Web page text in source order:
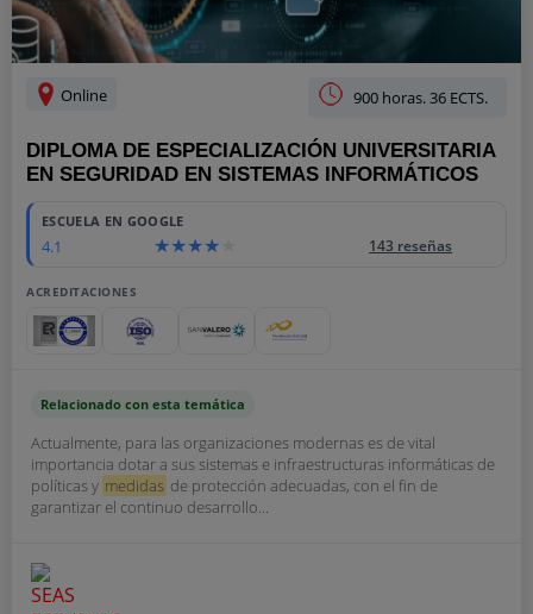
Online 900 horas. 36 ECTS.
DIPLOMA DE ESPECIALIZACIÓN UNIVERSITARIA
EN SEGURIDAD EN SISTEMAS INFORMÁTICOS
ESCUELA EN GOOGLE
4.1 143 reseñas
ACREDITACIONES
Relacionado con esta temática
Actualmente, para las organizaciones modernas es de vital
importancia dotar a sus sistemas e infraestructuras informáticas de
políticas y medidas de protección adecuadas, con el fin de
garantizar el continuo desarrollo...